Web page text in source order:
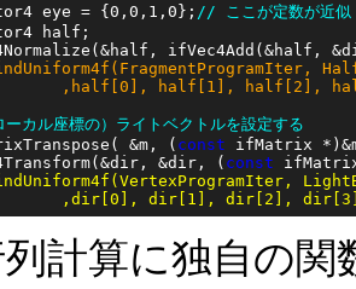
eye = {0,0,1,0};
// ここが定数が近似
,half[0], half[1], half[2],
カル座標の）ライトベクトルを設定する
&m, (
const
&dir, (
const
,dir[0], dir[1], dir[2],
計算に独自の